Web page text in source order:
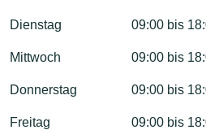
Dienstag 09:00 bis
Mittwoch 09:00 bis
Donnerstag 09:00 bis
Freitag 09:00 bis